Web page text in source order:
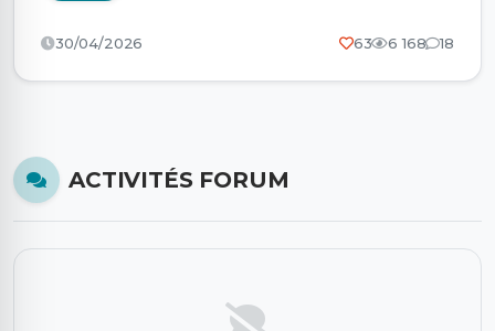
30/04/2026 63 6 168 18
ACTIVITÉS FORUM